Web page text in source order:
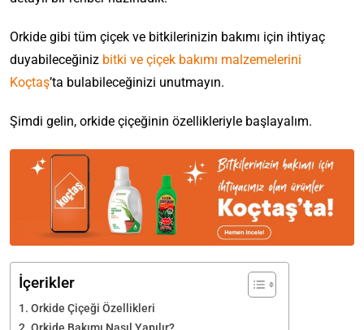
Orkide gibi tüm çiçek ve bitkilerinizin bakımı için ihtiyaç
duyabileceğiniz bitki ve çiçek bakımı malzemelerini
Koçtaş’ta bulabileceğinizi unutmayın.
Şimdi gelin, orkide çiçeğinin özellikleriyle başlayalım.
İçerikler
Orkide Çiçeği Özellikleri